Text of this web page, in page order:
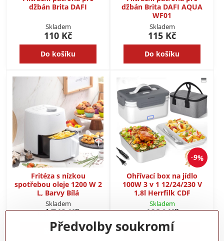
džbán Brita DAFI
Skladem
110 Kč
Do košíku
džbán Brita DAFI AQUA
WF01
Skladem
115 Kč
Do košíku
Fritéza s nízkou
spotřebou oleje 1200 W 2
L, Barvy Bílá
Skladem
od 749 Kč
Zobrazit
9%
Ohřívací box na jídlo
100W 3 v 1 12/24/230 V
1,8l Herrfilk CDF
Skladem
1084 Kč
Zobrazit
Předvolby soukromí